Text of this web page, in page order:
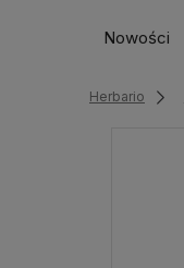
Nowości
Herbario